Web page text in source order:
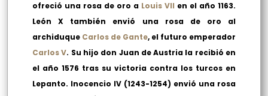
ofreció una rosa de oro a Louis VII en el año 1163.
León X también envió una rosa de oro al
archiduque Carlos de Gante, el futuro emperador
Carlos V. Su hijo don Juan de Austria la recibió en
el año 1576 tras su victoria contra los turcos en
Lepanto. Inocencio IV (1243-1254) envió una rosa